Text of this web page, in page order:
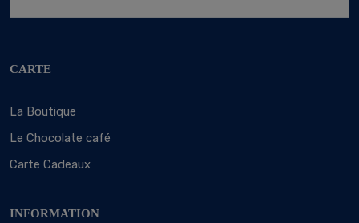
CARTE
La Boutique
Le Chocolate café
Carte Cadeaux
INFORMATION